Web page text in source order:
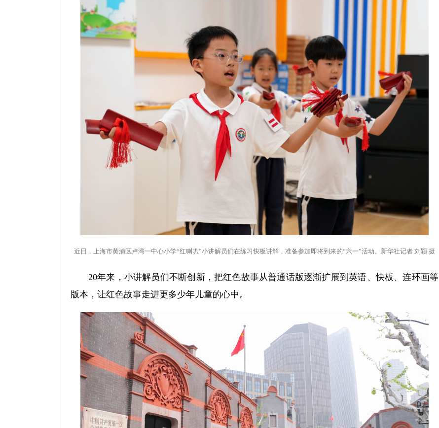
近日，上海市黄浦区卢湾一中心小学“红喇叭”小讲解员们在练习快板讲解，准备参加即将到来的“六一”活动。新华社记者 刘颖 摄
20年来，小讲解员们不断创新，把红色故事从普通话版逐渐扩展到英语、快板、连环画等
版本，让红色故事走进更多少年儿童的心中。